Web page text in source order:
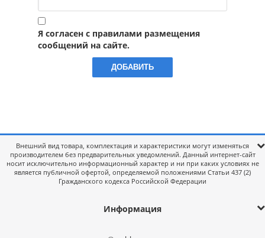
Я согласен с правилами размещения
сообщений на сайте.
Внешний вид товара, комплектация и характеристики могут изменяться
производителем без предварительных уведомлений. Данный интернет-сайт
носит исключительно информационный характер и ни при каких условиях не
является публичной офертой, определяемой положениями Статьи 437 (2)
Гражданского кодекса Российской Федерации
Информация